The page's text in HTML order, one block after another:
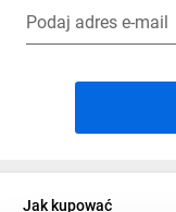
Podaj adres e-mail
Jak kupować